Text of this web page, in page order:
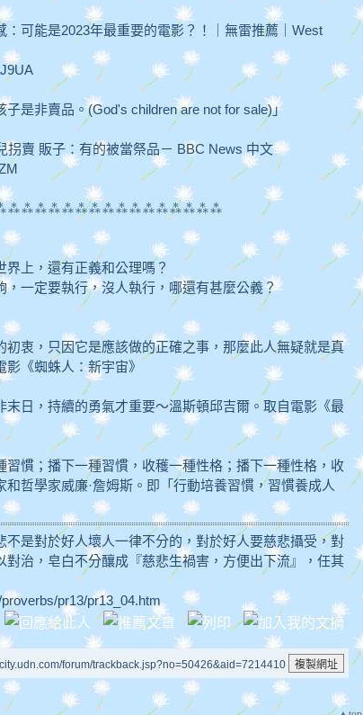
可能是2023年最重要的電影？！｜無雷推薦｜West
子是非賣品。(God's children are not for sale)」
賣 販子：有的被當祭品－ BBC News 中文
上，還有正義和公理嗎？
，一定要執行，沒人執行，哪還有甚麼公義？
衷，只因它是應該做的正確之事，那麼此人無疑就是真
《蜘蛛人：新宇宙》
日，持續的勇氣才重要～溫斯頓邱吉爾。取自電影《最
慣；播下一種習慣，收穫一種性格；播下一種性格，收
哲學家威廉·詹姆斯。即「行動培養習慣，習慣養成人
不是對於好人壞人一律不分的，對於好人要慈悲攝受，對
對治，皂白不分釀成『慈悲生禍害，方便出下流』，任其
pr13/pr13_04.htm
forum/trackback.jsp?no=50426&aid=7214410